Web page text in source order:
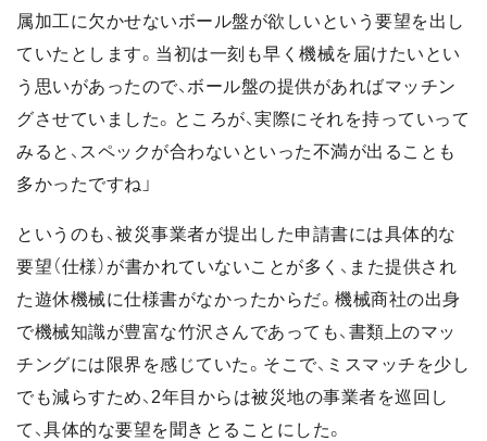
属加工に欠かせないボール盤が欲しいという要望を出し
ていたとします。当初は一刻も早く機械を届けたいとい
う思いがあったので、ボール盤の提供があればマッチン
グさせていました。ところが、実際にそれを持っていって
みると、スペックが合わないといった不満が出ることも
多かったですね」
というのも、被災事業者が提出した申請書には具体的な
要望（仕様）が書かれていないことが多く、また提供され
た遊休機械に仕様書がなかったからだ。機械商社の出身
で機械知識が豊富な竹沢さんであっても、書類上のマッ
チングには限界を感じていた。そこで、ミスマッチを少し
でも減らすため、2年目からは被災地の事業者を巡回し
て、具体的な要望を聞きとることにした。